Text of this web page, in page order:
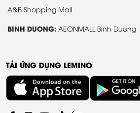
A&B Shopping Mall
BINH DUONG: AEONMALL Binh Duong
TẢI ỨNG DỤNG LEMINO